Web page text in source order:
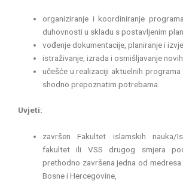
organiziranje i koordiniranje
duhovnosti u skladu s postavljenim
vođenje dokumentacije, planiranje i
istraživanje, izrada i osmišljavanje
učešće u realizaciji aktuelnih
shodno prepoznatim potrebama.
Uvjeti:
završen Fakultet islamskih nauka/
fakultet ili VSS drugog smjera
prethodno završena jedna od medresa
Bosne i Hercegovine,